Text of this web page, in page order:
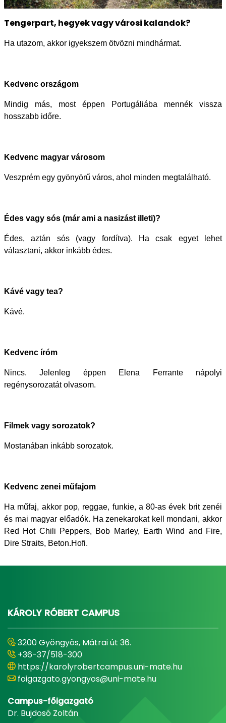
Tengerpart, hegyek vagy városi kalandok?
Ha utazom, akkor igyekszem ötvözni mindhármat.
Kedvenc országom
Mindig más, most éppen Portugáliába mennék vissza
hosszabb időre.
Kedvenc magyar városom
Veszprém egy gyönyörű város, ahol minden megtalálható.
Édes vagy sós (már ami a nasizást illeti)?
Édes, aztán sós (vagy fordítva). Ha csak egyet lehet
választani, akkor inkább édes.
Kávé vagy tea?
Kávé.
Kedvenc íróm
Nincs. Jelenleg éppen Elena Ferrante nápolyi
regénysorozatát olvasom.
Filmek vagy sorozatok?
Mostanában inkább sorozatok.
Kedvenc zenei műfajom
Ha műfaj, akkor pop, reggae, funkie, a 80-as évek brit zenéi
és mai magyar előadók. Ha zenekarokat kell mondani, akkor
Red Hot Chili Peppers, Bob Marley, Earth Wind and Fire,
Dire Straits, Beton.Hofi.
KÁROLY RÓBERT CAMPUS
3200 Gyöngyös, Mátrai út 36.
+36-37/518-300
https://karolyrobertcampus.uni-mate.hu
foigazgato.gyongyos@uni-mate.hu
Campus-főigazgató
Dr. Bujdosó Zoltán